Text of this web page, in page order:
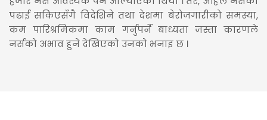
पढाई सकिएसँगै विदेशिने तथा देशमा बेरोजगारीको समस्या,
कम पारिश्रमिकमा काम गर्नुपर्ने बाध्यता जस्ता कारणले
नर्सको अभाव हुने देखिएको उनको भनाइ छ ।